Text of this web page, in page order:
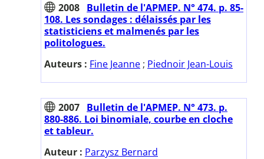
2008 Bulletin de l'APMEP. N° 474. p. 85-
108. Les sondages : délaissés par les
statisticiens et malmenés par les
politologues.
Auteurs : Fine Jeanne ; Piednoir Jean-Louis
2007 Bulletin de l'APMEP. N° 473. p.
880-886. Loi binomiale, courbe en cloche
et tableur.
Auteur : Parzysz Bernard